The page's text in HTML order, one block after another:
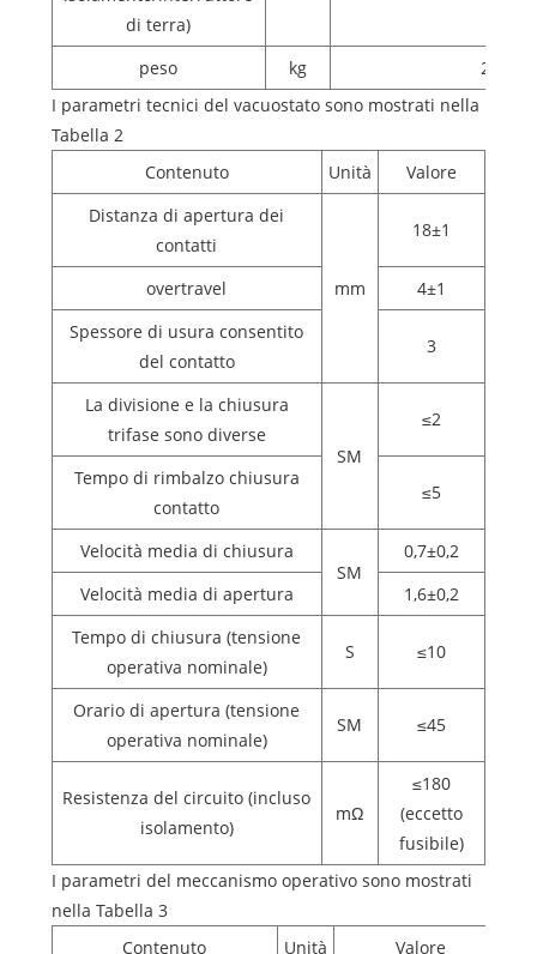
di terra)
peso kg
245
I parametri tecnici del vacuostato sono mostrati nella
Tabella 2
Contenuto
Unità
Valore
Distanza di apertura dei
contatti
mm
18±1
overtravel
4±1
Spessore di usura consentito
del contatto
3
La divisione e la chiusura
trifase sono diverse
SM
≤2
Tempo di rimbalzo chiusura
contatto
≤5
Velocità media di chiusura
SM
0,7±0,2
Velocità media di apertura
1,6±0,2
Tempo di chiusura (tensione
operativa nominale)
S ≤10
Orario di apertura (tensione
operativa nominale)
SM ≤45
Resistenza del circuito (incluso
isolamento)
mΩ
≤180
(eccetto
fusibile)
I parametri del meccanismo operativo sono mostrati
nella Tabella 3
Contenuto
Unità Valore